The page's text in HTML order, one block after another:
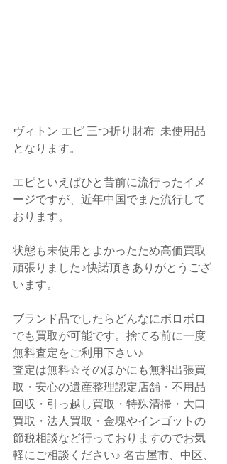
ヴィトン エピ 三つ折り財布  未使用品
となります。
エピといえばひと昔前に流行ったイメ
ージですが、近年中国でまた流行して
おります。
状態も未使用とよかったため高価買取
頑張りました♪快諾頂きありがとうござ
います。
ブランド品でしたらどんなにボロボロ
でも買取が可能です。捨てる前に一度
無料査定をご利用下さい♪
査定は無料☆そのほかにも無料出張買
取・安心の遺産整理認定店舗・不用品
回収・引っ越し買取・特殊清掃・大口
買取・法人買取・金塊やインゴットの
節税相談など行っておりますのでお気
軽にご相談ください♪ 名古屋市、中区、